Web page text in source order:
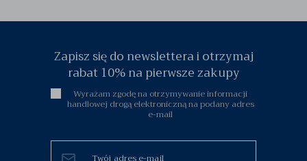
Zapisz się do newslettera i otrzymaj
rabat 10% na pierwsze zakupy
Wyrażam zgodę na otrzymywanie informacji
handlowej drogą elektroniczną na podany adres
e-mail